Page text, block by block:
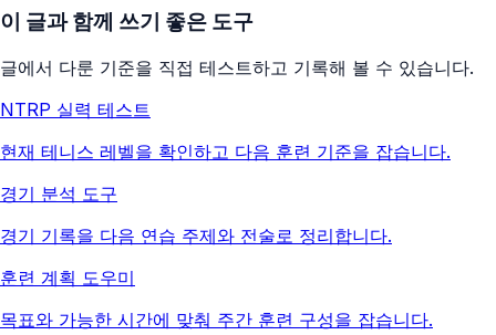
이 글과 함께 쓰기 좋은 도구
글에서 다룬 기준을 직접 테스트하고 기록해 볼 수 있습니다.
NTRP 실력 테스트
현재 테니스 레벨을 확인하고 다음 훈련 기준을 잡습니다.
경기 분석 도구
경기 기록을 다음 연습 주제와 전술로 정리합니다.
훈련 계획 도우미
목표와 가능한 시간에 맞춰 주간 훈련 구성을 잡습니다.